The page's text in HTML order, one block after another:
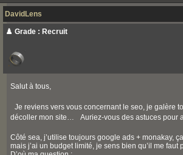
DavidLens
♟️ Grade : Recruit
Salut à tous,
Je reviens vers vous concernant le seo, je galère
décoller mon site… Auriez-vous des astuces pour
Côté sea, j’utilise toujours google ads + monakay,
mais j’ai un budget limité, je sens bien qu’il me faut